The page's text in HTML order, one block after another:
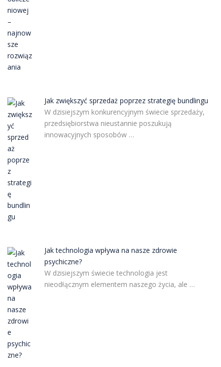
Jak zwiększyć sprzedaż poprzez strategię bundlingu
W dzisiejszym konkurencyjnym świecie sprzedaży,
przedsiębiorstwa nieustannie poszukują
innowacyjnych sposobów …
Jak technologia wpływa na nasze zdrowie
psychiczne?
W dzisiejszym świecie technologia jest
nieodłącznym elementem naszego życia, ale …